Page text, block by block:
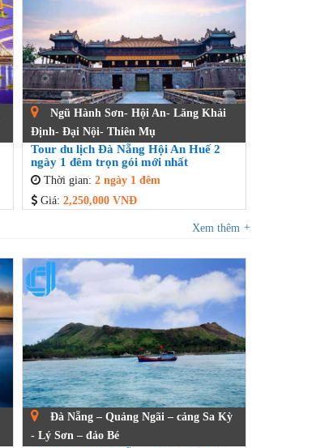
Ngũ Hành Sơn- Hội An- Lăng Khải
Định- Đại Nội- Thiên Mụ
Tour du lịch Đà Nẵng Hội An Huế 2
ngày 1 đêm trọn gói mới nhất
Thời gian: 2 ngày 1 đêm
Giá: 2,250,000 VNĐ
Xem thêm +
Đà Nẵng – Quảng Ngãi – cảng Sa Kỳ
- Lý Sơn – đảo Bé